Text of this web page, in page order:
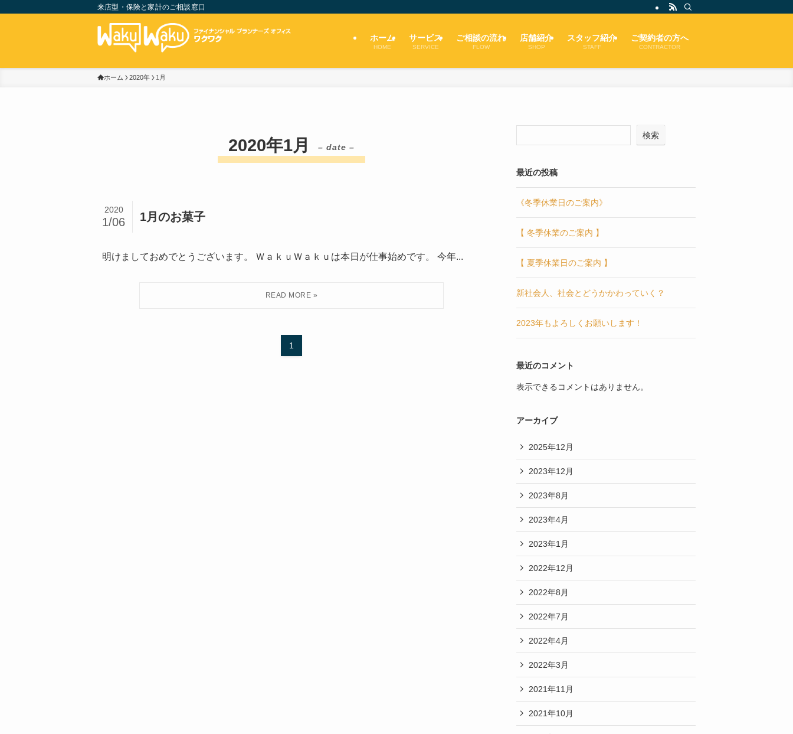
来店型・保険と家計のご相談窓口
ホーム
HOME
サービス
SERVICE
ご相談の流れ
FLOW
店舗紹介
SHOP
スタッフ紹介
STAFF
ご契約者の方へ
CONTRACTOR
ホーム 2020年 1月
2020年1月 – date –
1月のお菓子
2020
1/06
明けましておめでとうございます。 ＷａｋｕＷａｋｕは本日が仕事始めです。 今年...
1
検索
最近の投稿
《冬季休業日のご案内》
【 冬季休業のご案内 】
【 夏季休業日のご案内 】
新社会人、社会とどうかかわっていく？
2023年もよろしくお願いします！
最近のコメント
表示できるコメントはありません。
アーカイブ
2025年12月
2023年12月
2023年8月
2023年4月
2023年1月
2022年12月
2022年8月
2022年7月
2022年4月
2022年3月
2021年11月
2021年10月